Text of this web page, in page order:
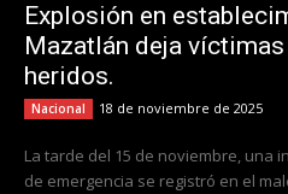
Explosión en
Mazatlán deja
heridos.
Nacional 18 de noviembre de 2025
La tarde del 15 de noviembre, una
de emergencia se registró en el